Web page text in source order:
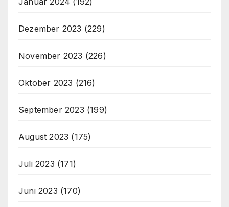
Dezember 2023 (229)
November 2023 (226)
Oktober 2023 (216)
September 2023 (199)
August 2023 (175)
Juli 2023 (171)
Juni 2023 (170)